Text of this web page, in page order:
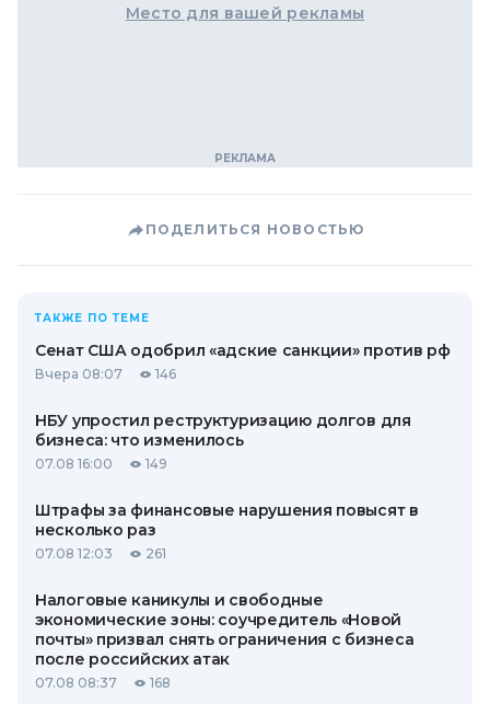
Место для вашей рекламы
ПОДЕЛИТЬСЯ НОВОСТЬЮ
ТАКЖЕ ПО ТЕМЕ
Сенат США одобрил «адские санкции» против рф
Вчера 08:07 146
НБУ упростил реструктуризацию долгов для
бизнеса: что изменилось
07.08 16:00 149
Штрафы за финансовые нарушения повысят в
несколько раз
07.08 12:03 261
Налоговые каникулы и свободные
экономические зоны: соучредитель «Новой
почты» призвал снять ограничения с бизнеса
после российских атак
07.08 08:37 168